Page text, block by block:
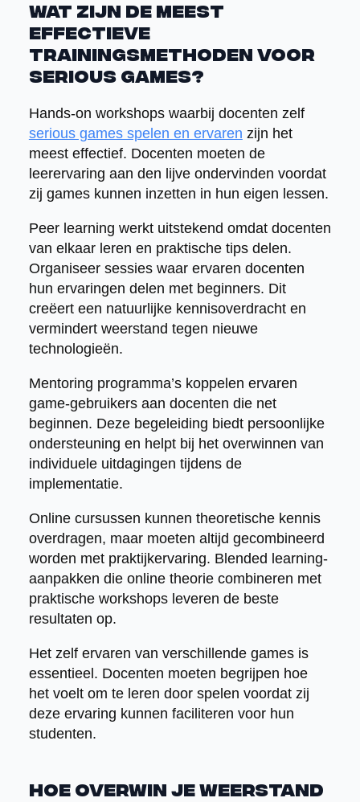
Wat zijn de meest
effectieve
trainingsmethoden voor
serious games?
Hands-on workshops waarbij docenten zelf
serious games spelen en ervaren zijn het
meest effectief. Docenten moeten de
leerervaring aan den lijve ondervinden voordat
zij games kunnen inzetten in hun eigen lessen.
Peer learning werkt uitstekend omdat docenten
van elkaar leren en praktische tips delen.
Organiseer sessies waar ervaren docenten
hun ervaringen delen met beginners. Dit
creëert een natuurlijke kennisoverdracht en
vermindert weerstand tegen nieuwe
technologieën.
Mentoring programma’s koppelen ervaren
game-gebruikers aan docenten die net
beginnen. Deze begeleiding biedt persoonlijke
ondersteuning en helpt bij het overwinnen van
individuele uitdagingen tijdens de
implementatie.
Online cursussen kunnen theoretische kennis
overdragen, maar moeten altijd gecombineerd
worden met praktijkervaring. Blended learning-
aanpakken die online theorie combineren met
praktische workshops leveren de beste
resultaten op.
Het zelf ervaren van verschillende games is
essentieel. Docenten moeten begrijpen hoe
het voelt om te leren door spelen voordat zij
deze ervaring kunnen faciliteren voor hun
studenten.
Hoe overwin je weerstand